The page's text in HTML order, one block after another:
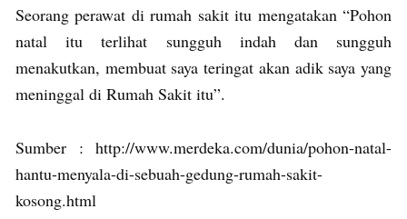
Seorang perawat di rumah sakit itu mengatakan “Pohon
natal itu terlihat sungguh indah dan sungguh
menakutkan, membuat saya teringat akan adik saya yang
meninggal di Rumah Sakit itu”.
Sumber : http://www.merdeka.com/dunia/pohon-natal-
hantu-menyala-di-sebuah-gedung-rumah-sakit-
kosong.html